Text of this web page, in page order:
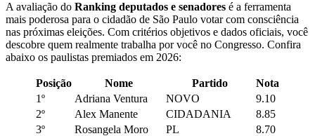
A avaliação do Ranking deputados e senadores é a ferramenta
mais poderosa para o cidadão de São Paulo votar com consciência
nas próximas eleições. Com critérios objetivos e dados oficiais, você
descobre quem realmente trabalha por você no Congresso. Confira
abaixo os paulistas premiados em 2026:
Posição Nome Partido
Nota
1º
Adriana Ventura NOVO
9.10
2º
Alex Manente CIDADANIA
8.85
3º
Rosangela Moro PL
8.70